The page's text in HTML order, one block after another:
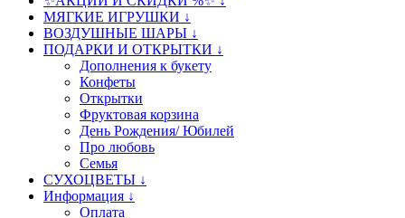
МЯГКИЕ ИГРУШКИ ↓
ВОЗДУШНЫЕ ШАРЫ ↓
ПОДАРКИ И ОТКРЫТКИ ↓
Дополнения к букету
Конфеты
Открытки
Фруктовая корзина
День Рождения/ Юбилей
Про любовь
Семья
СУХОЦВЕТЫ ↓
Информация ↓
Оплата